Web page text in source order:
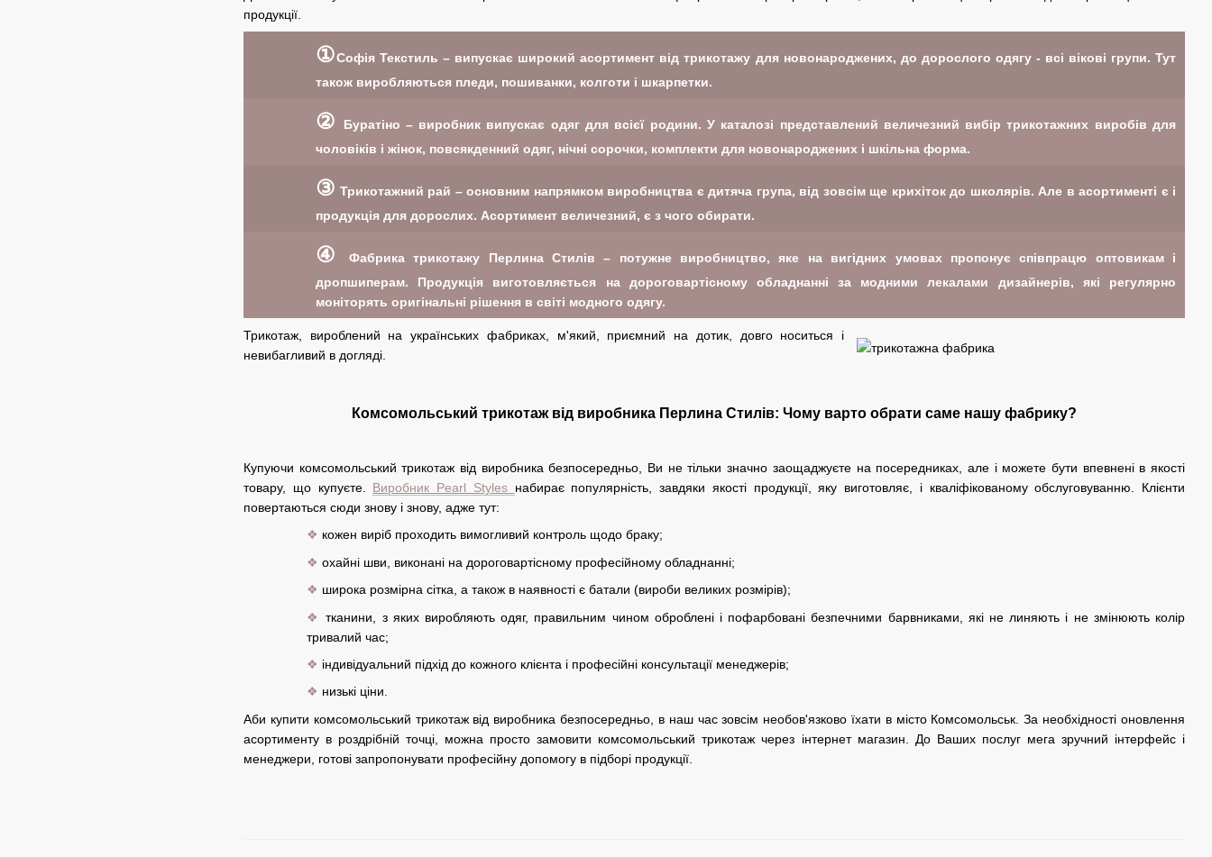
продукції.
①Софія Текстиль – випускає широкий асортимент від трикотажу для новонароджених, до дорослого одягу - всі вікові групи. Тут
також виробляються пледи, пошиванки, колготи і шкарпетки.
②
Буратіно – виробник випускає одяг для всієї родини. У каталозі представлений величезний вибір трикотажних виробів для
чоловіків і жінок, повсякденний одяг, нічні сорочки, комплекти для новонароджених і шкільна форма.
③ Трикотажний рай – основним напрямком виробництва є дитяча група, від зовсім ще крихіток до школярів. Але в асортименті є і
продукція для дорослих. Асортимент величезний, є з чого обирати.
④
Фабрика трикотажу Перлина Стилів – потужне виробництво, яке на вигідних умовах пропонує співпрацю оптовикам і
дропшиперам. Продукція виготовляється на дороговартісному обладнанні за модними лекалами дизайнерів, які регулярно
моніторять оригінальні рішення в світі модного одягу.
Трикотаж, вироблений на українських фабриках, м'який, приємний на дотик, довго носиться і
невибагливий в догляді.
Комсомольський трикотаж від виробника Перлина Стилів: Чому варто обрати саме нашу фабрику?
Купуючи комсомольський трикотаж від виробника безпосередньо, Ви не тільки значно заощаджуєте на посередниках, але і можете бути впевнені в якості
товару, що купуєте. Виробник Pearl Styles набирає популярність, завдяки якості продукції, яку виготовляє, і кваліфікованому обслуговуванню. Клієнти
повертаються сюди знову і знову, адже тут:
❖ кожен виріб проходить вимогливий контроль щодо браку;
❖ охайні шви, виконані на дороговартісному професійному обладнанні;
❖ широка розмірна сітка, а також в наявності є батали (вироби великих розмірів);
❖
тканини, з яких виробляють одяг, правильним чином оброблені і пофарбовані безпечними барвниками, які не линяють і не змінюють колір
тривалий час;
❖ індивідуальний підхід до кожного клієнта і професійні консультації менеджерів;
❖ низькі ціни.
Аби купити комсомольський трикотаж від виробника безпосередньо, в наш час зовсім необов'язково їхати в місто Комсомольськ. За необхідності оновлення
асортименту в роздрібній точці, можна просто замовити комсомольський трикотаж через інтернет магазин. До Ваших послуг мега зручний інтерфейс і
менеджери, готові запропонувати професійну допомогу в підборі продукції.